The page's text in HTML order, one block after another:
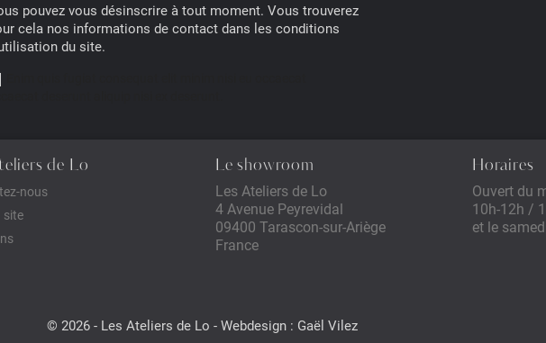
pouvez vous désinscrire à tout moment. Vous trouverez
cela nos informations de contact dans les conditions
du site.
de Lo
nous
site
Le showroom
Les Ateliers de Lo
4 Avenue Peyrevidal
09400 Tarascon-sur-Ariège
France
Horaires
Ouvert du
10h-12h /
et le
© 2026 - Les Ateliers de Lo - Webdesign : Gaël Vilez